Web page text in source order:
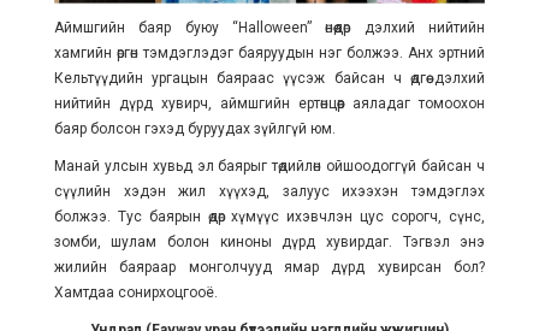
Аймшгийн баяр буюу “Halloween” өнөөдөр дэлхий нийтийн
хамгийн өргөн тэмдэглэдэг баяруудын нэг болжээ. Анх эртний
Кельтүүдийн ургацын баяраас үүсэж байсан ч өдгөө дэлхий
нийтийн дүрд хувирч, аймшгийн ертөнцөөр аяладаг томоохон
баяр болсон гэхэд буруудах зүйлгүй юм.
Манай улсын хувьд эл баярыг төдийлөн ойшоодоггүй байсан ч
сүүлийн хэдэн жил хүүхэд, залуус ихээхэн тэмдэглэх
болжээ. Тус баярын өдөр хүмүүс ихэвчлэн цус сорогч, сүнс,
зомби, шулам болон киноны дүрд хувирдаг. Тэгвэл энэ
жилийн баяраар монголчууд ямар дүрд хувирсан бол?
Хамтдаа сонирхоцгооё.